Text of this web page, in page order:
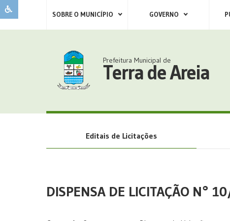
SOBRE O MUNICÍPIO GOVERNO
Prefeitura Municipal de
Terra de Areia
Editais de Licitações
DISPENSA DE LICITAÇÃO N°